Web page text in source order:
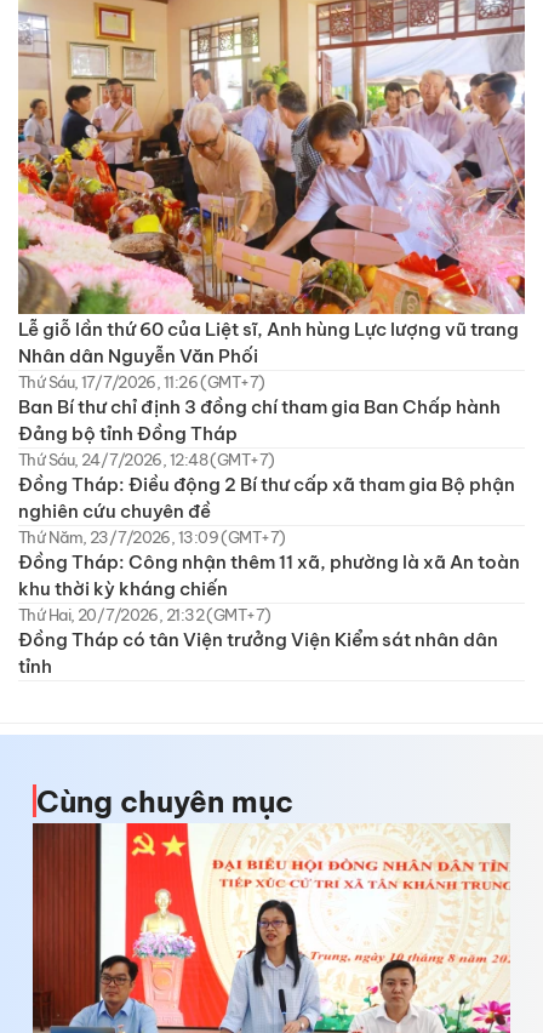
Lễ giỗ lần thứ 60 của Liệt sĩ, Anh hùng Lực lượng vũ trang
Nhân dân Nguyễn Văn Phối
Thứ Sáu, 17/7/2026, 11:26 (GMT+7)
Ban Bí thư chỉ định 3 đồng chí tham gia Ban Chấp hành
Đảng bộ tỉnh Đồng Tháp
Thứ Sáu, 24/7/2026, 12:48 (GMT+7)
Đồng Tháp: Điều động 2 Bí thư cấp xã tham gia Bộ phận
nghiên cứu chuyên đề
Thứ Năm, 23/7/2026, 13:09 (GMT+7)
Đồng Tháp: Công nhận thêm 11 xã, phường là xã An toàn
khu thời kỳ kháng chiến
Thứ Hai, 20/7/2026, 21:32 (GMT+7)
Đồng Tháp có tân Viện trưởng Viện Kiểm sát nhân dân
tỉnh
Cùng chuyên mục